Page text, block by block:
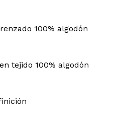
100% algodón
tejido 100% algodón